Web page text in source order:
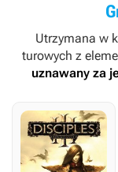
Utrzymana w
turowych z
uznawany za
wzorował. Dwie
Strategy First.
przez zespół
przez rosyjską